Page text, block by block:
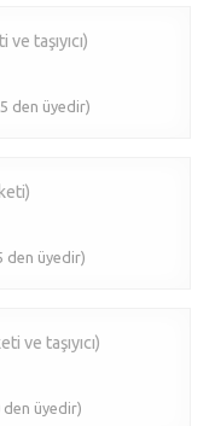
taşıyıcı)
den üyedir)
den üyedir)
ve taşıyıcı)
den üyedir)